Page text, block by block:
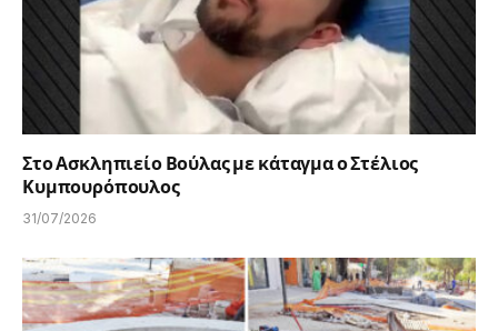
Στο Ασκληπιείο Βούλας με κάταγμα ο Στέλιος
Κυμπουρόπουλος
31/07/2026